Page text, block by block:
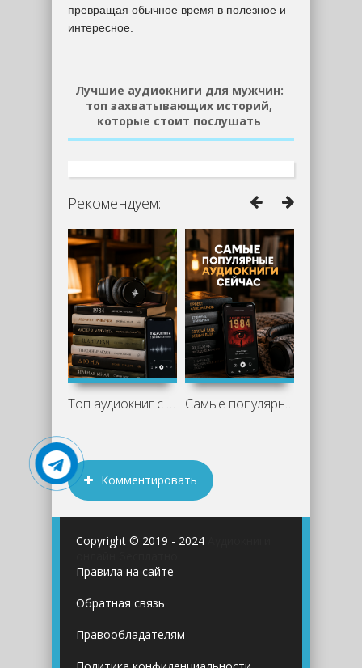
превращая обычное время в полезное и
интересное.
Лучшие аудиокниги для мужчин:
топ захватывающих историй,
которые стоит послушать
Рекомендуем:
Топ аудиокниг с высоким рейтингом Самые популярные аудиокниги сейчас: что
Комментировать
Copyright © 2019 - 2024
Правила на сайте
Обратная связь
Правообладателям